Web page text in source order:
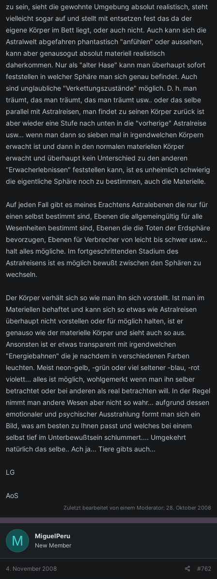
zu sein, sieht die gewohnte Umgebung absolut realistisch, steht
vielleicht sogar auf und stellt mit entsetzen fest das da der
eigene Körper im Bett liegt, oder auch nicht. Auch kann sich die
Astralwelt abgefahren phantastisch "anfühlen" oder aussehen,
kann aber genausogut absolut materiell realistisch
daherkommen. Nur als "alter Hase" kann man überhaupt sofort
feststellen in welcher Sphäre man sich genau befindet. Auch
sind unglaubliche "Verkettungszustände" möglich. D. h. man
träumt, das man träumt, das man träumt usw.. oder das selbe
parallel mit Astralreisen, man findet zu seinen Körper zurück ist
aber wieder eine Stufe nach unten in die "vorherige" Astralreise
usw... wenn man dann so sieben mal in irgendwelchen Körpern
erwacht ist und dann in den normalen materiellen Körper
erwacht und überhaupt kein Unterschied zu den anderen
"Erwacherlebnissen" feststellen kann, ist es unheimlich schwierig
die eigentliche Sphäre noch zu bestimmen, auch die Materielle.
Auf jeden Fall gibt es meines Erachtens Astralebenen die nur für
einen selbst bestimmt sind, Ebenen die allgemeingültig für alle
Wesenheiten bestimmt sind, Ebenen die die Toten der Erdsphäre
bevorzugen, Ebenen für Verbrecher von leicht bis schwer usw...
halt alles mögliche. Im fortgeschrittenden Stadium des
Astralreisens ist es möglich bewußt zwischen den Sphären zu
wechseln.
Der Körper verhält sich so wie man ihn sich vorstellt. Ist man im
Materiellen behaftet und kann sich so etwas wie Astralreisen
überhaupt nicht vorstellen oder für möglich halten, ist er
genauso wie der materielle Körper und sieht auch so aus.
Ansonsten ist er etwas transparent mit irgendwelchen
"Energiebahnen" die je nachdem in verschiedenen Farben
leuchten. Meist neon-gelb, -grün oder viel seltener -blau, -rot
violett... alles ist möglich, wohlgemerkt wenn man ihn selber
betrachtet oder bei anderen als real betrachten will. In der Regel
nimmt man andere Wesen aber nicht so wahr... aufgrund dessen
emotionaler und psychischer Ausstrahlung formt man sich ein
Bild, was am besten zu Ihnen passt und welches bei einem
selbst tief im Unterbewußtsein schlummert.... Umgekehrt
natürlich das selbe.. Ach ja... Tiere gibts auch...
LG
AoS
Zuletzt bearbeitet von einem Moderator: 28. Oktober 2008
M MiguelPeru
New Member
4. November 2008 #762